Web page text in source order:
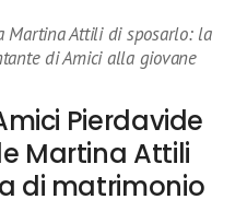
Martina Attili di sposarlo: la
di Amici alla giovane
Pierdavide
Martina Attili
di matrimonio